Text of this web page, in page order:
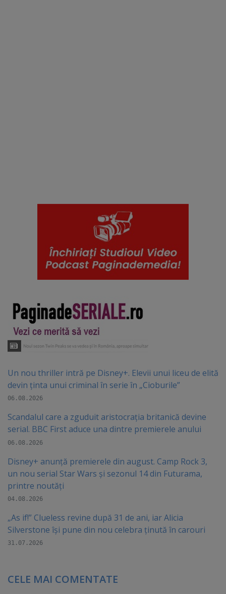
Un nou thriller intră pe Disney+. Elevii unui liceu de elită
devin ținta unui criminal în serie în „Cioburile”
06.08.2026
Scandalul care a zguduit aristocrația britanică devine
serial. BBC First aduce una dintre premierele anului
06.08.2026
Disney+ anunță premierele din august. Camp Rock 3,
un nou serial Star Wars și sezonul 14 din Futurama,
printre noutăți
04.08.2026
„As if!” Clueless revine după 31 de ani, iar Alicia
Silverstone își pune din nou celebra ținută în carouri
31.07.2026
CELE MAI COMENTATE